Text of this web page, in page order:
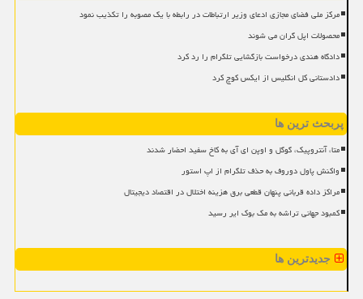
مرکز ملی فضای مجازی ادعای وزیر ارتباطات در رابطه با یک مصوبه را تکذیب نمود
محصولات اپل گران می شوند
دادگاه هندی درخواست بازگشایی تلگرام را رد کرد
دادستانی کل انگلیس از ایکس کوچ کرد
پربحث ترین ها
متا، آنتروپیک، گوگل و اوپن ای آی به کاخ سفید احضار شدند
واکنش پاول دوروف به حذف تلگرام از اپ استور
مراکز داده قربانی پنهان قطعی برق هزینه اختلال در اقتصاد دیجیتال
کمبود جهانی تراشه به مک بوک ایر رسید
جدیدترین ها